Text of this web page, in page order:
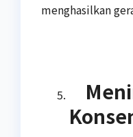
menghasilkan